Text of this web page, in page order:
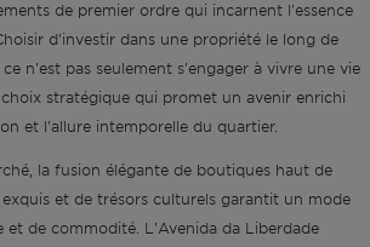
de premier ordre qui incarnent l'essence
d'investir dans une propriété le long de
n'est pas seulement s'engager à vivre une vie
stratégique qui promet un avenir enrichi
et l'allure intemporelle du quartier.
la fusion élégante de boutiques haut de
et de trésors culturels garantit un mode
et de commodité. L'Avenida da Liberdade